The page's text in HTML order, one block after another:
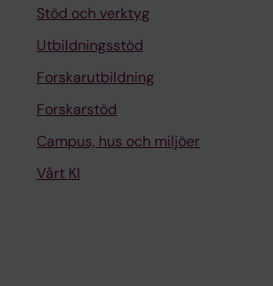
Stöd och verktyg
Utbildningsstöd
Forskarutbildning
Forskarstöd
Campus, hus och miljöer
Vårt KI